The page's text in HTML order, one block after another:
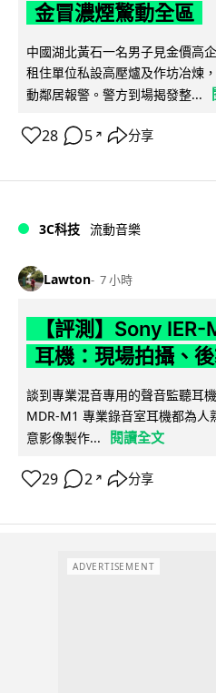
金冒濃煙驚動全區
中國湖北黃石一名男子見金價高
租住單位私設高壓爐及作坊冶煉
動鄰居報警。警方到場揭發整...
28 5 ↗ 分享
3C科技 流動音樂
Lawton 7 小時
【評測】Sony
耳機：現場拍攝、
談到專業混音專用的聲音監聽耳
MDR-M1 專業錄音室耳機都為人
意影像製作...
閱讀全文
29 2 ↗ 分享
ADVERTISEMENT